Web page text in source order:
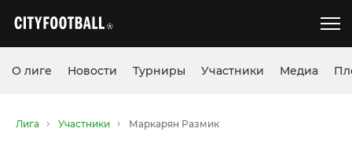
О лиге Новости Турниры Участники Медиа
Лига Участники Маркарян Размик